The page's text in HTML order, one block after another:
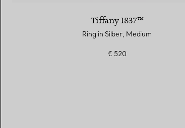
Tiffany 1837™
Ring in Silber, Medium
€ 520